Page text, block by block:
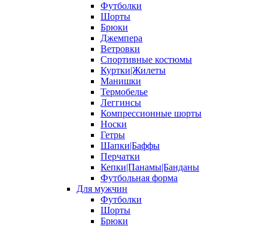
Футболки
Шорты
Брюки
Джемпера
Ветровки
Спортивные костюмы
Куртки|Жилеты
Манишки
Термобелье
Леггинсы
Компрессионные шорты
Носки
Гетры
Шапки|Баффы
Перчатки
Кепки|Панамы|Банданы
Футбольная форма
Для мужчин
Футболки
Шорты
Брюки